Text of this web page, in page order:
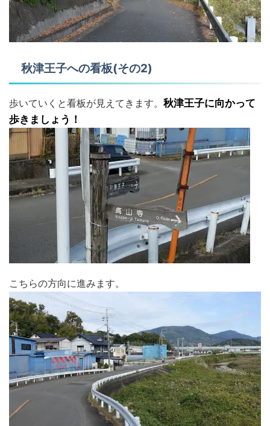
秋津王子への看板(その2)
歩いていくと看板が見えてきます。 秋津王子に向かって
歩きましょう！
こちらの方向に進みます。